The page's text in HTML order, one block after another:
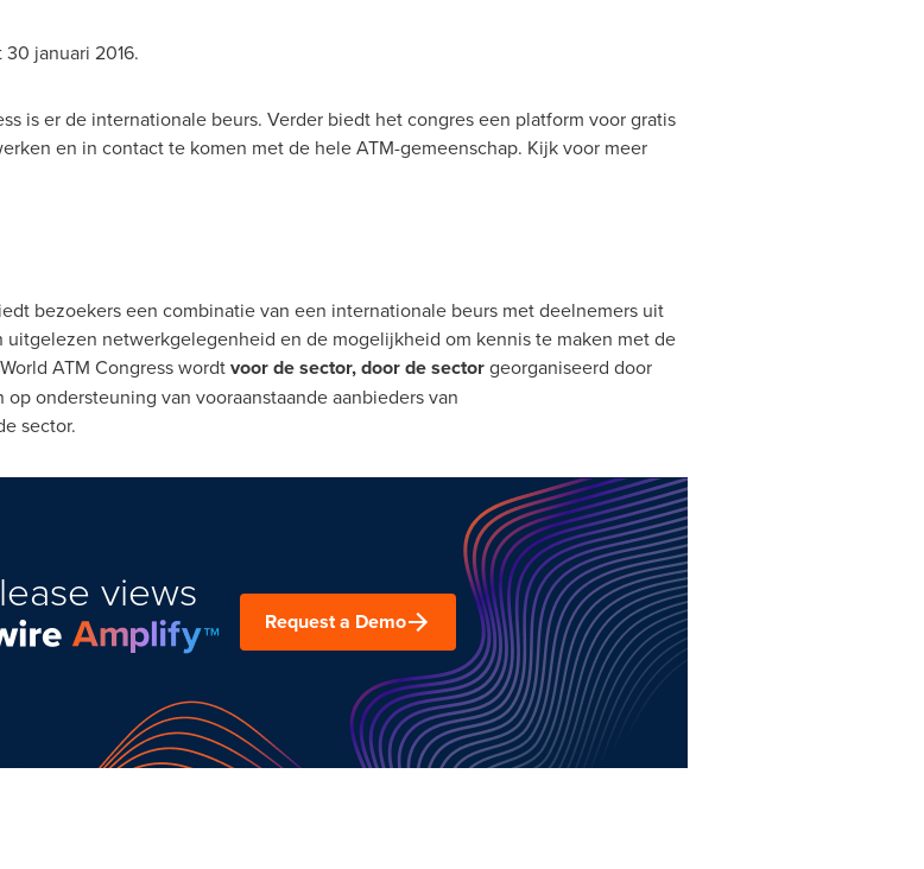
januari 2016.
is er de internationale beurs. Verder biedt het congres een platform voor gratis
en in contact te komen met de hele ATM-gemeenschap. Kijk voor meer
bezoekers een combinatie van een internationale beurs met deelnemers uit
uitgelezen netwerkgelegenheid en de mogelijkheid om kennis te maken met de
ATM Congress wordtvoor de sector, door de sectorgeorganiseerd door
ondersteuning van vooraanstaande aanbieders van
sector.
views
Request a Demo